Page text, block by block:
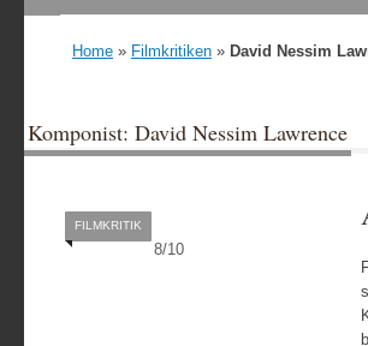
Home » Filmkritiken » David Nessim
Komponist: David Nessim Lawrence
8/10
FILMKRITIK